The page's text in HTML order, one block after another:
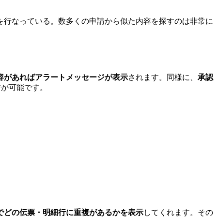
行なっている。数多くの申請から似た内容を探すのは非常に
あればアラートメッセージが表示されます。同様に、 承認
可能です。
どの伝票・明細行に重複があるかを表示してくれます。その